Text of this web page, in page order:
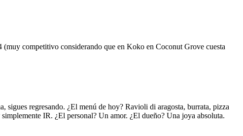
competitivo considerando que en Koko en Coconut Grove cuesta
sigues regresando. ¿El menú de hoy? Ravioli di aragosta, burrata, pizza
IR. ¿El personal? Un amor. ¿El dueño? Una joya absoluta.